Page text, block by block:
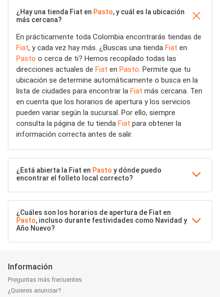
¿Hay una tienda Fiat en Pasto, y cuál es la ubicación
más cercana?
En prácticamente toda Colombia encontrarás tiendas de
Fiat, y cada vez hay más. ¿Buscas una tienda Fiat en
Pasto o cerca de ti? Hemos recopilado todas las
direcciones actuales de Fiat en Pasto. Permite que tu
ubicación se determine automáticamente o busca en la
lista de ciudades para encontrar la Fiat más cercana. Ten
en cuenta que los horarios de apertura y los servicios
pueden variar según la sucursal. Por ello, siempre
consulta la página de tu tienda Fiat para obtener la
información correcta antes de salir.
¿Está abierta la Fiat en Pasto y dónde puedo
encontrar el folleto local correcto?
¿Cuáles son los horarios de apertura de Fiat en
Pasto, incluso durante festividades como Navidad y
Año Nuevo?
Información
Preguntas más frecuentes
¿Quieres anunciar?